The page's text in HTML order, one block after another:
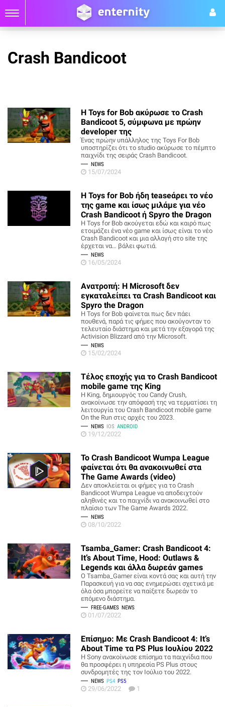
Crash Bandicoot
Η Toys for Bob ακύρωσε το Crash
Bandicoot 5, σύμφωνα με πρώην
developer της
Ένας πρώην υπάλληλος της Toys For Bob
υποστηρίζει ότι το studio ακύρωσε το πέμπτο
παιχνίδι της σειράς Crash Bandicoot.
NEWS
15/07/2024
Η Toys for Bob ήδη teaseάρει το νέο
της game και ίσως μιλάμε για νέο
Crash Bandicoot ή Spyro the Dragon
Η Toys for Bob ακούγεται εδώ και καιρό πως
ετοιμάζει ένα νέο game και ίσως είναι το νέο
Crash Bandicoot και μια αλλαγή στο site της
έρχεται να… βάλει φωτιά.
NEWS
16/05/2024
Ανατροπή: Η Microsoft δεν
εγκαταλείπει τα Crash Bandicoot και
Spyro the Dragon
Η Toys for Bob φαίνεται πως δεν πάει
πουθενά, παρά τις φήμες που ακούγονταν το
τελευταίο διάστημα και μετά την εξαγορά της
Activision Blizzard από την Microsoft.
NEWS
15/02/2024
Τέλος εποχής για το Crash Bandicoot
mobile game της King
H King, δημιουργός του Candy Crush,
ανακοίνωσε την απόφασή της να τερματίσει τη
λειτουργία του Crash Bandicoot mobile game
On the Run στις αρχές του 2023.
NEWS IOS ANDROID
19/12/2022
Το Crash Bandicoot Wumpa League
φαίνεται ότι θα ανακοινωθεί στα
The Game Awards (video)
Δεν αποκλείεται οι φήμες για το Crash
Bandicoot Wumpa League να αποδειχτούν
αληθινές και το παιχνίδι να ανακοινωθεί στο
πλαίσιο των The Game Awards 2022.
NEWS
08/10/2022
Tsamba_Gamer: Crash Bandicoot 4:
It’s About Time, Hood: Outlaws &
Legends και άλλα δωρεάν games
O Tsamba_Gamer είναι κοντά σας και αυτή την
Παρασκευή για να σας ενημερώσει σχετικά με
όλα όσα μπορείτε να παίξετε δωρεάν το
επόμενο διάστημα.
FREE-GAMES NEWS
01/07/2022
Επίσημο: Με Crash Bandicoot 4: It’s
About Time τα PS Plus Ιουλίου 2022
H Sony ανακοίνωσε επίσημα τα παιχνίδια που
θα προσφέρει η υπηρεσία PS Plus στους
συνδρομητές της τον Ιούλιο του 2022.
NEWS PS4 PS5
29/06/2022 1